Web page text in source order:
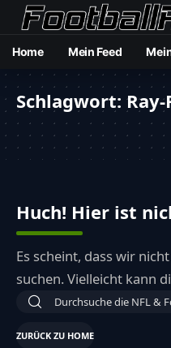
Home Mein Feed
Schlagwort:
Huch! Hier ist
Es scheint, dass wir
suchen. Vielleicht kann
ZURÜCK ZU HOME